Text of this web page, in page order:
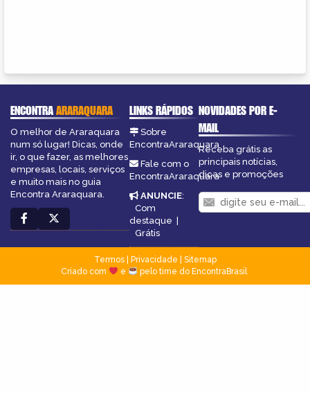
ENCONTRAARARAQUARA
O melhor de Araraquara
num só lugar! Dicas, onde
ir, o que fazer, as melhores
empresas, locais, serviços
e muito mais no guia
Encontra Araraquara.
LINKS RÁPIDOS
Sobre
EncontraAraraquara
Fale com o
EncontraAraraquara
ANUNCIE:
Com
destaque |
Grátis
NOVIDADES POR E-
MAIL
Receba grátis as
principais notícias,
dicas e promoções
Termos| Privacidade
Sitemap
Criado com
e pelo time do EncontraBrasil